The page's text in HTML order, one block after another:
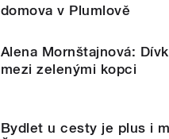
domova v Plumlově
Alena Mornštajnová:
mezi zelenými kopci
Bydlet u cesty je plus i